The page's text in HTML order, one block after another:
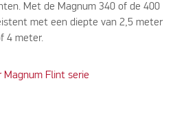
Met de Magnum 340 of de 400
met een diepte van 2,5 meter
4 meter.
Magnum Flint serie